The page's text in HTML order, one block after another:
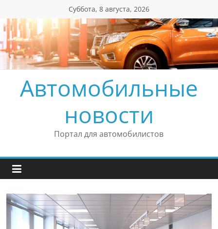
содержимому
Суббота, 8 августа, 2026
Автомобильные
новости
Портал для автомобилистов